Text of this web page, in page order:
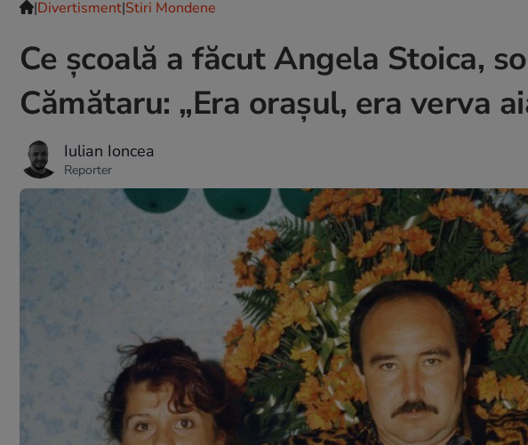
|Divertisment|Stiri Mondene
Ce școală a făcut Angela Stoica,
Cămătaru: „Era orașul, era verva
Iulian Ioncea
Reporter